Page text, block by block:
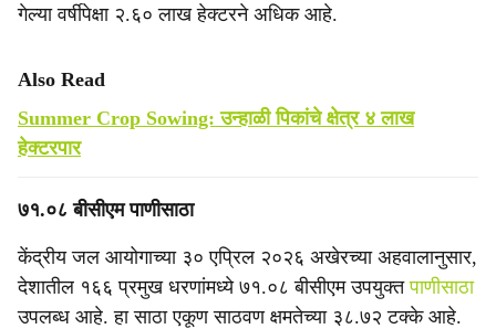
गेल्या वर्षीपेक्षा २.६० लाख हेक्टरने अधिक आहे.
Also Read
Summer Crop Sowing: उन्हाळी पिकांचे क्षेत्र ४ लाख
हेक्टरपार
७१.०८ बीसीएम पाणीसाठा
केंद्रीय जल आयोगाच्या ३० एप्रिल २०२६ अखेरच्या अहवालानुसार,
देशातील १६६ प्रमुख धरणांमध्ये ७१.०८ बीसीएम उपयुक्तपाणीसाठा
उपलब्ध आहे. हा साठा एकूण साठवण क्षमतेच्या ३८.७२ टक्के आहे.